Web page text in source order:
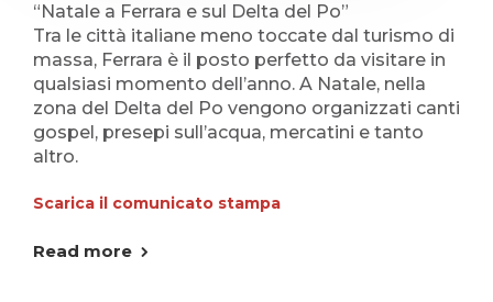
“Natale a Ferrara e sul Delta del Po”
Tra le città italiane meno toccate dal turismo di
massa, Ferrara è il posto perfetto da visitare in
qualsiasi momento dell’anno. A Natale, nella
zona del Delta del Po vengono organizzati canti
gospel, presepi sull’acqua, mercatini e tanto
altro.
Scarica il comunicato stampa
Read more